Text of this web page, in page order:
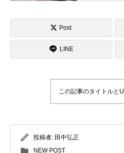
Post
LINE
この記事のタイトルと
投稿者: 田中弘正
NEW POST